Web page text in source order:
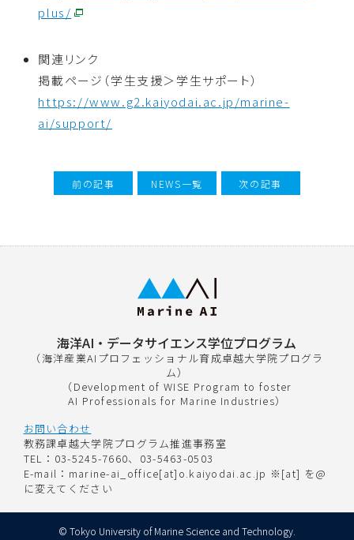
plus/
関連リンク
掲載ページ（学生支援＞学生サポート）
https://www.g2.kaiyodai.ac.jp/marine-
ai/support/
前の記事 NEWS一覧 次の記事
海洋AI・データサイエンス学位プログラム
（海洋産業AIプロフェッショナル育成卓越大学院プログラ
ム）
（Development of WISE Program to foster
AI Professionals for Marine Industries）
お問い合わせ
教務課卓越大学院プログラム推進事務室
TEL：03-5245-7660、03-5463-0503
E-mail：marine-ai_office[at]o.kaiyodai.ac.jp ※[at] を@
に変えてください
© Tokyo University of Marine Science and Technology.